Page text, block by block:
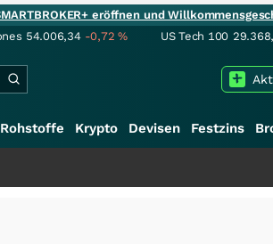
eröffnen und
54.006,34 -0,72% US Tech 100
Rohstoffe Krypto Devisen Festzins